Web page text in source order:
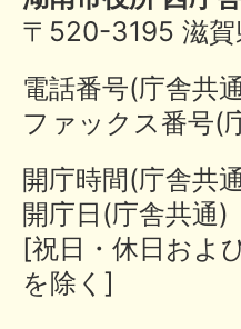
〒520-3195 滋賀
電話番号(庁舎
ファックス番号
開庁時間(庁舎共
開庁日(庁舎共通)
[祝日・休日およ
を除く]